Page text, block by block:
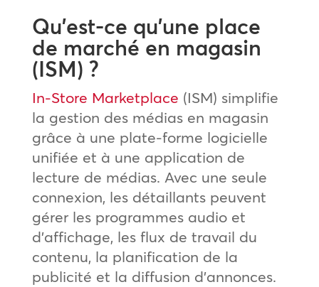
Qu’est-ce qu’une place
de marché en magasin
(ISM) ?
In-Store Marketplace (ISM) simplifie
la gestion des médias en magasin
grâce à une plate-forme logicielle
unifiée et à une application de
lecture de médias. Avec une seule
connexion, les détaillants peuvent
gérer les programmes audio et
d’affichage, les flux de travail du
contenu, la planification de la
publicité et la diffusion d’annonces.